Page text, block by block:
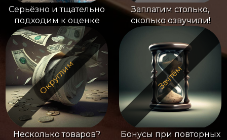
Серьёзно и тщательно
подходим к оценке
Заплатим столько,
сколько озвучили!
Округлим
Несколько товаров?
Зачтём
Бонусы при повторных